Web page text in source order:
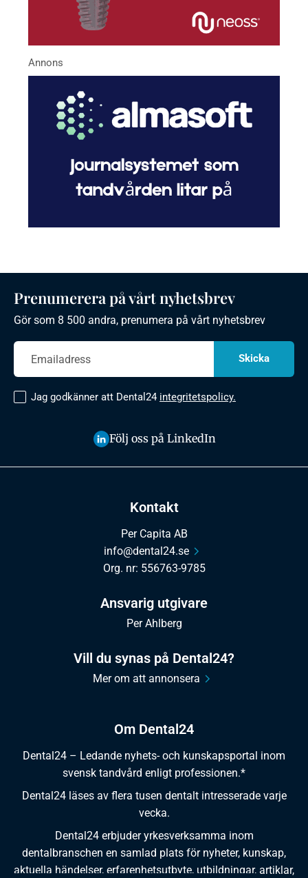
Om Dental24
Dental24 – Ledande nyhets- och kunskapsportal inom
svensk tandvård enligt professionen.*
Dental24 läses av flera tusen dentalt intresserade varje
vecka.
Dental24 erbjuder yrkesverksamma inom
dentalbranschen en samlad plats för nyheter, kunskap,
aktuella händelser, erfarenhetsutbyte, utbildningar, artiklar,
Kontakt
Per Capita AB
info@dental24.se
Org. nr: 556763-9785
Ansvarig utgivare
Per Ahlberg
Vill du synas på Dental24?
Mer om att annonsera
Prenumerera på vårt nyhetsbrev
Gör som 8 500 andra, prenumera på vårt nyhetsbrev
Jag godkänner att Dental24 integritetspolicy.
Följ oss på LinkedIn